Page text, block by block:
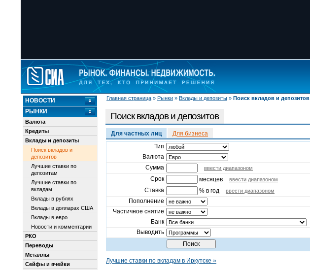
Главная страница » Рынки » Вклады и депозиты » Поиск вкладов и депозитов
НОВОСТИ
РЫНКИ
Валюта
Кредиты
Вклады и депозиты
Поиск вкладов и
депозитов
Лучшие ставки по
депозитам
Лучшие ставки по
вкладам
Вклады в рублях
Вклады в долларах США
Вклады в евро
Новости и комментарии
РКО
Переводы
Металлы
Сейфы и ячейки
Поиск вкладов и депозитов
Для частных лиц
Для бизнеса
Тип
Валюта
Сумма
ввести диапазоном
Срок месяцев ввести диапазоном
Ставка % в год ввести диапазоном
Пополнение
Частичное снятие
Банк
Выводить
Лучшие ставки по вкладам в Иркутске »